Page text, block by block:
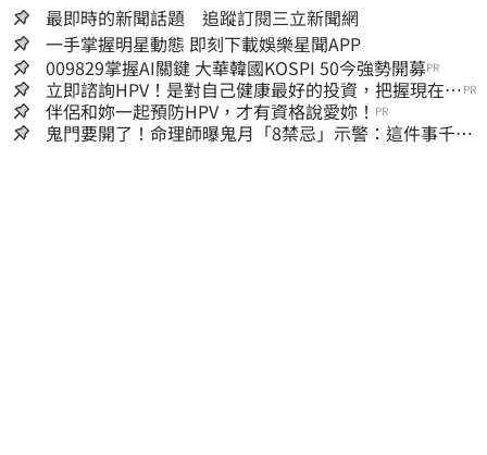
最即時的新聞話題 追蹤訂閱三立新聞網
一手掌握明星動態 即刻下載娛樂星聞APP
009829掌握AI關鍵 大華韓國KOSPI 50今強勢開募PR
立即諮詢HPV！是對自己健康最好的投資，把握現在不
嫌晚！
PR
伴侶和妳一起預防HPV，才有資格說愛妳！ PR
鬼門要開了！命理師曝鬼月「8禁忌」示警：這件事千萬